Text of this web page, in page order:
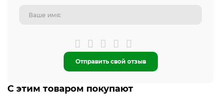
Отправить свой отзыв
С этим товаром покупают